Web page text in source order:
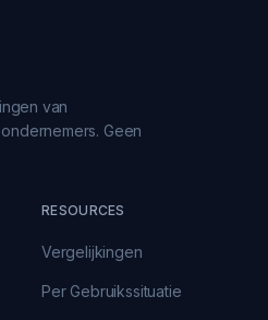
van
Geen
RESOURCES
Vergelijkingen
Per Gebruikssituatie